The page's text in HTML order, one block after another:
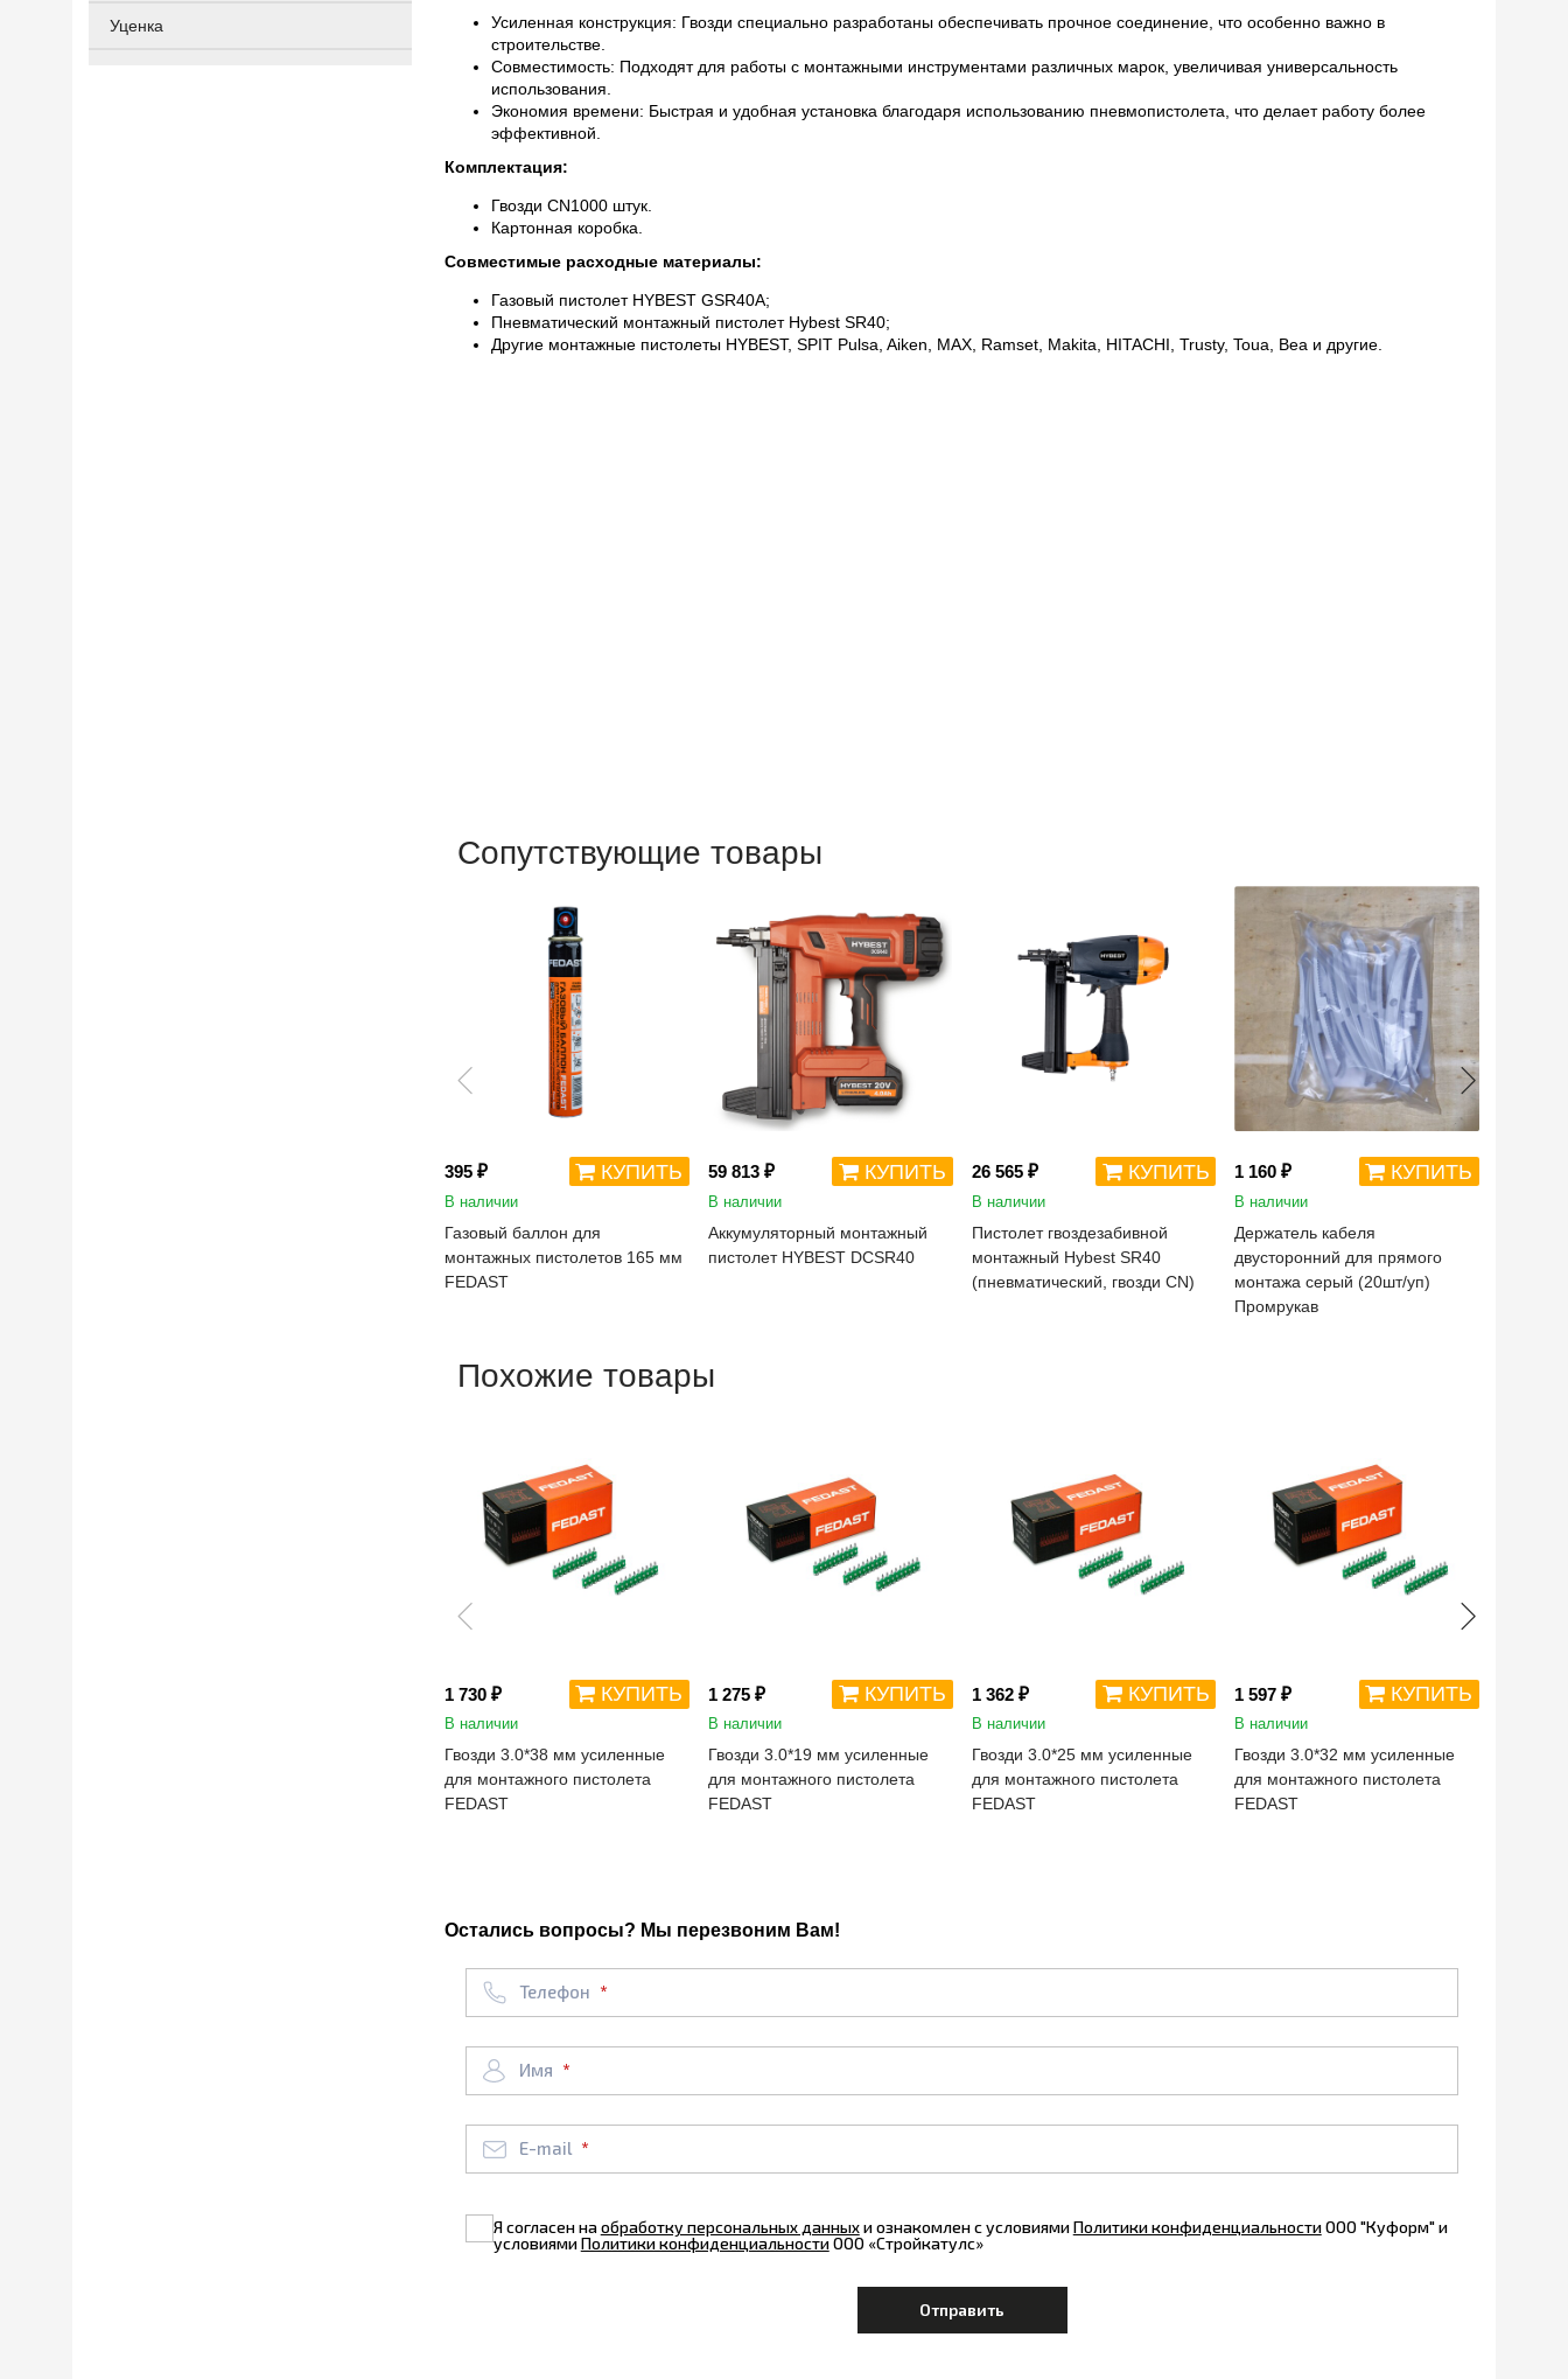
Усиленная конструкция: Гвозди специально разработаны обеспечивать прочное соединение, что особенно важно в
строительстве.
Совместимость: Подходят для работы с монтажными инструментами различных марок, увеличивая универсальность
использования.
Экономия времени: Быстрая и удобная установка благодаря использованию пневмопистолета, что делает работу более
эффективной.
Комплектация:
Гвозди CN1000 штук.
Картонная коробка.
Совместимые расходные материалы:
Газовый пистолет HYBEST GSR40A;
Пневматический монтажный пистолет Hybest SR40;
Другие монтажные пистолеты HYBEST, SPIT Pulsa, Aiken, MAX, Ramset, Makita, HITACHI, Trusty, Toua, Bea и другие.
Сопутствующие товары
395 ₽ КУПИТЬ
В наличии
Газовый баллон для
монтажных пистолетов 165 мм
FEDAST
59 813 ₽ КУПИТЬ
В наличии
Аккумуляторный монтажный
пистолет HYBEST DCSR40
26 565 ₽ КУПИТЬ
В наличии
Пистолет гвоздезабивной
монтажный Hybest SR40
(пневматический, гвозди CN)
1 160 ₽ КУПИТЬ
В наличии
Держатель кабеля
двусторонний для прямого
монтажа серый (20шт/уп)
Промрукав
Похожие товары
1 730 ₽ КУПИТЬ
В наличии
Гвозди 3.0*38 мм усиленные
для монтажного пистолета
FEDAST
1 275 ₽ КУПИТЬ
В наличии
Гвозди 3.0*19 мм усиленные
для монтажного пистолета
FEDAST
1 362 ₽ КУПИТЬ
В наличии
Гвозди 3.0*25 мм усиленные
для монтажного пистолета
FEDAST
1 597 ₽ КУПИТЬ
В наличии
Гвозди 3.0*32 мм усиленные
для монтажного пистолета
FEDAST
Остались вопросы? Мы перезвоним Вам!
Телефон
Имя
E-mail
Я согласен наобработку персональных данныхи ознакомлен с условиямиПолитики конфиденциальностиООО "Куформ" и
условиямиПолитики конфиденциальностиООО «Стройкатулс»
Уценка